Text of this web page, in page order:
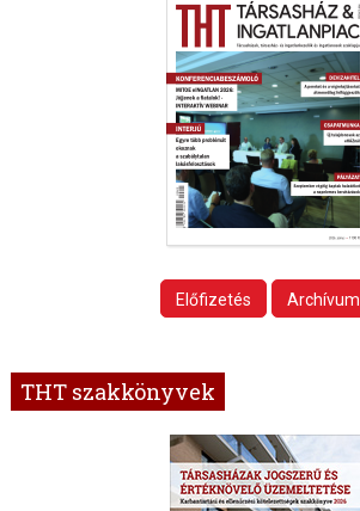
Előfizetés Archívum
THT szakkönyvek